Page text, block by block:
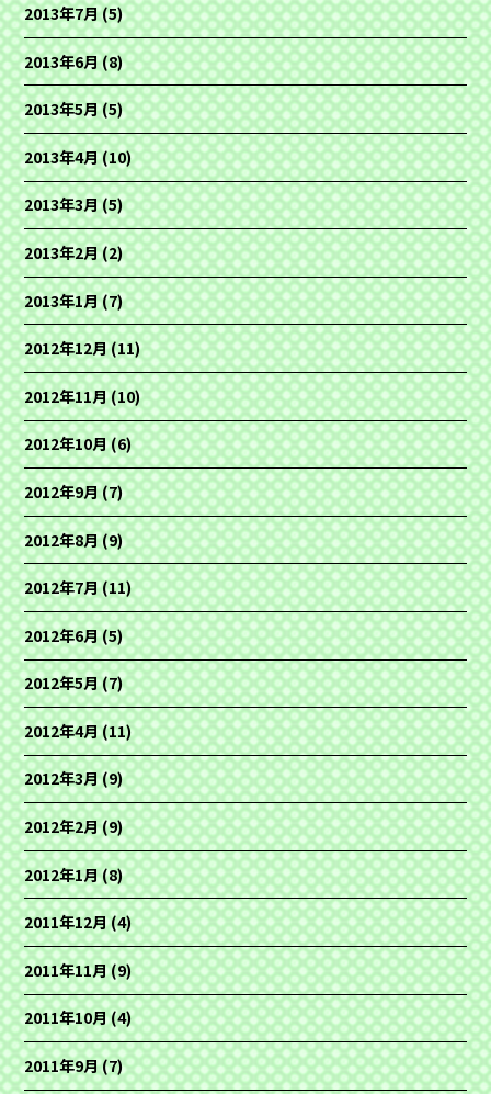
2013年7月(5)
2013年6月(8)
2013年5月(5)
2013年4月(10)
2013年3月(5)
2013年2月(2)
2013年1月(7)
2012年12月(11)
2012年11月(10)
2012年10月(6)
2012年9月(7)
2012年8月(9)
2012年7月(11)
2012年6月(5)
2012年5月(7)
2012年4月(11)
2012年3月(9)
2012年2月(9)
2012年1月(8)
2011年12月(4)
2011年11月(9)
2011年10月(4)
2011年9月(7)